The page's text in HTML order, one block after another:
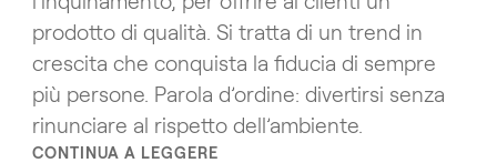
prodotto di qualità. Si tratta di un trend in
crescita che conquista la fiducia di sempre
più persone. Parola d’ordine: divertirsi senza
rinunciare al rispetto dell’ambiente.
CONTINUA A LEGGERE